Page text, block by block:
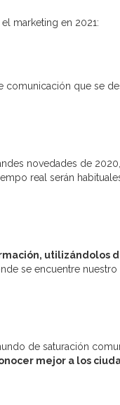
marketing en 2021:
comunicación que se
novedades de
real serán
utilizándolos
se encuentre
de saturación
mejor a los